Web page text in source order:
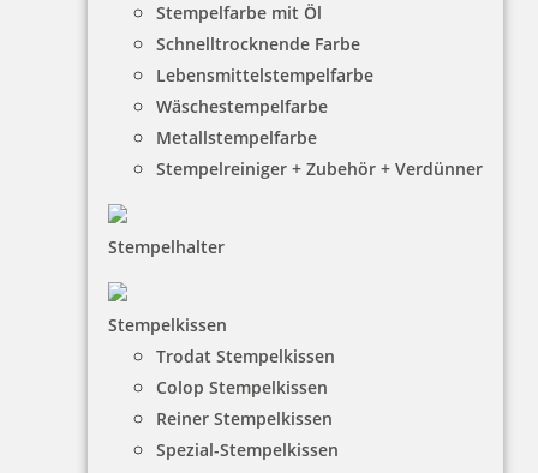
Stempelfarbe mit Öl
Schnelltrocknende Farbe
Lebensmittelstempelfarbe
Wäschestempelfarbe
Metallstempelfarbe
Stempelreiniger + Zubehör + Verdünner
Stempelhalter
Stempelkissen
Trodat Stempelkissen
Colop Stempelkissen
Reiner Stempelkissen
Spezial-Stempelkissen
HINWEISE
Versandinformationen
Zahlungsbedingungen